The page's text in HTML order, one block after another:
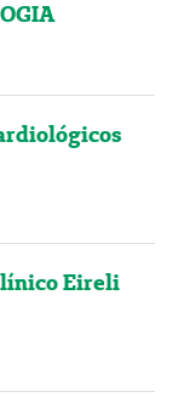
Eireli